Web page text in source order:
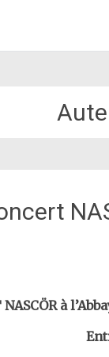
NASCÖR à